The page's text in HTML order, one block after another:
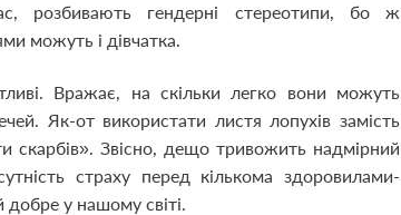
розбивають гендерні стереотипи, бо ж
можуть і дівчатка.
Вражає, на скільки легко вони можуть
Як-от використати листя лопухів замість
скарбів». Звісно, дещо тривожить надмірний
страху перед кількома здоровилами-
у нашому світі.